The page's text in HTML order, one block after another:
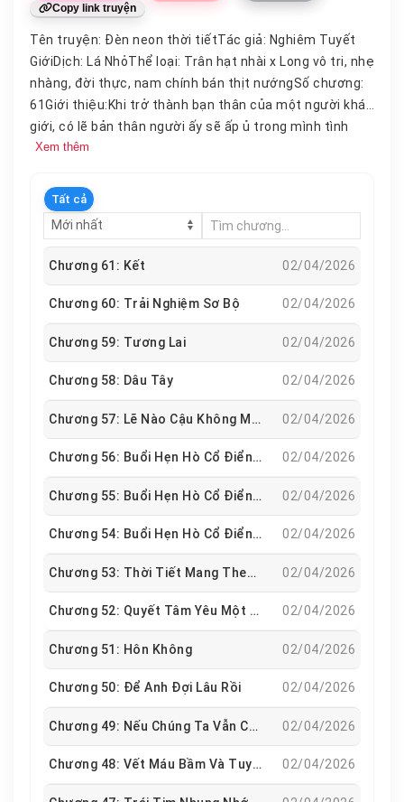
Copy link truyện
Tên truyện: Đèn neon thời tiếtTác giả: Nghiêm Tuyết
GiớiDịch: Lá NhỏThể loại: Trân hạt nhài x Long vô tri, nhẹ
nhàng, đời thực, nam chính bán thịt nướngSố chương:
61Giới thiệu:Khi trở thành bạn thân của một người khác
giới, có lẽ bản thân người ấy sẽ ấp ủ trong mình tình
cảm nào đó, Vưu Tuyết Trân cũng có cảm giác như vậy
bao năm nay, cô luôn che giấu rất tốt thứ tình cảm đó.
Anh ấy liên tục thay bạn gái, còn cô vẫn luôn là người
bạn tốt của anh.Cô cứ ngỡ chỉ có bạn bè mới được coi
là đặc biệt, mới có thể duy trì mãi mãi. Nhưng tới một
ngày nọ, cô đã gặp một người, người đó nghiêm túc nói
với cô rằng: “Sao lại có người nỡ làm bạn với cô
chứ?”“Một là chúng ta làm người xa lạ, hai là làm người
yêu, em chọn đi.”Về sau cô có nghĩ, anh thật sự đã nói
đúng, bởi vì người bạn tốt của cô đã quay đầu lại nhìn
cô, cố tình thoải mái hỏi: “Chúng ta đừng làm bạn bè
Xem thêm
Tất cả
Chương 61: Kết 02/04/2026
Chương 60: Trải Nghiệm Sơ Bộ 02/04/2026
Chương 59: Tương Lai 02/04/2026
Chương 58: Dâu Tây 02/04/2026
Chương 57: Lẽ Nào Cậu Không Muốn Ngủ Với Anh Ấy Sao? 02/04/2026
Chương 56: Buổi Hẹn Hò Cổ Điển (3) 02/04/2026
Chương 55: Buổi Hẹn Hò Cổ Điển (2) 02/04/2026
Chương 54: Buổi Hẹn Hò Cổ Điển (1) 02/04/2026
Chương 53: Thời Tiết Mang Theo Sắc Màu Đèn Neon (Hoàn Chính Văn) 02/04/2026
Chương 52: Quyết Tâm Yêu Một Người 02/04/2026
Chương 51: Hôn Không 02/04/2026
Chương 50: Để Anh Đợi Lâu Rồi 02/04/2026
Chương 49: Nếu Chúng Ta Vẫn Có Khả Năng 02/04/2026
Chương 48: Vết Máu Bầm Và Tuyết Trong Tình Yêu 02/04/2026